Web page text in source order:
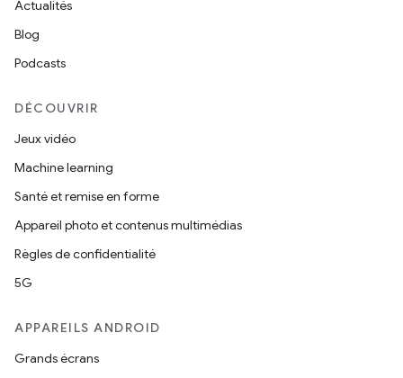
Actualités
Blog
Podcasts
DÉCOUVRIR
Jeux vidéo
Machine learning
Santé et remise en forme
Appareil photo et contenus multimédias
Règles de confidentialité
5G
APPAREILS ANDROID
Grands écrans